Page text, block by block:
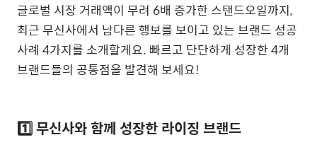
글로벌 시장 거래액이 무려 6배 증가한 스탠드오일까지,
최근 무신사에서 남다른 행보를 보이고 있는 브랜드 성공
사례 4가지를 소개할게요. 빠르고 단단하게 성장한 4개
브랜드들의 공통점을 발견해 보세요!
1️⃣ 무신사와 함께 성장한 라이징 브랜드